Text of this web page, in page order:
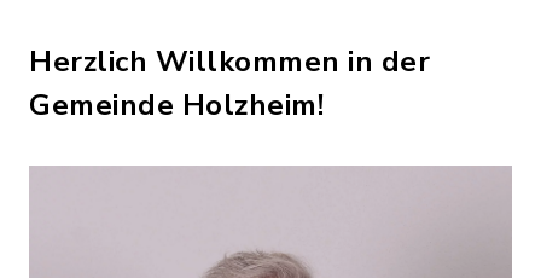
Herzlich Willkommen in der
Gemeinde Holzheim!